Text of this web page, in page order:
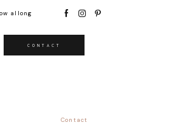
Contact
allong
CONTACT